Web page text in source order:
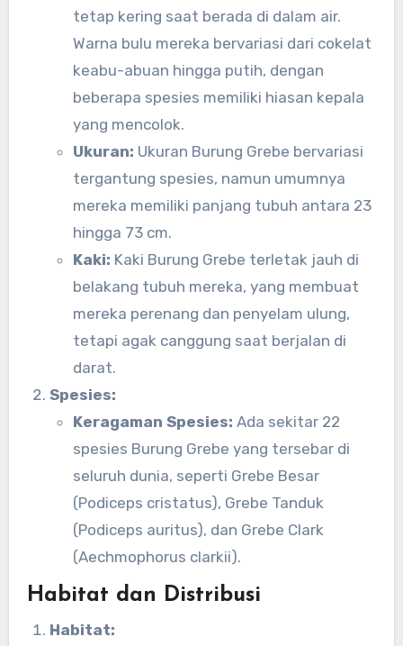
tetap kering saat berada di dalam air.
Warna bulu mereka bervariasi dari cokelat
keabu-abuan hingga putih, dengan
beberapa spesies memiliki hiasan kepala
yang mencolok.
Ukuran: Ukuran Burung Grebe bervariasi
tergantung spesies, namun umumnya
mereka memiliki panjang tubuh antara 23
hingga 73 cm.
Kaki: Kaki Burung Grebe terletak jauh di
belakang tubuh mereka, yang membuat
mereka perenang dan penyelam ulung,
tetapi agak canggung saat berjalan di
darat.
Spesies:
Keragaman Spesies: Ada sekitar 22
spesies Burung Grebe yang tersebar di
seluruh dunia, seperti Grebe Besar
(Podiceps cristatus), Grebe Tanduk
(Podiceps auritus), dan Grebe Clark
(Aechmophorus clarkii).
Habitat dan Distribusi
Habitat: